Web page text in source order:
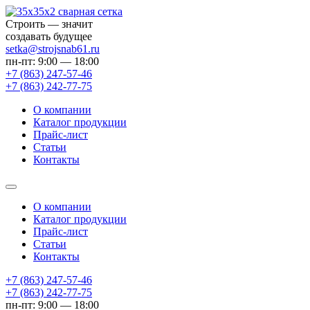
Строить — значит
создавать будущее
setka@strojsnab61.ru
пн-пт: 9:00 — 18:00
+7 (863) 247-57-46
+7 (863) 242-77-75
О компании
Каталог продукции
Прайс-лист
Статьи
Контакты
О компании
Каталог продукции
Прайс-лист
Статьи
Контакты
+7 (863) 247-57-46
+7 (863) 242-77-75
пн-пт: 9:00 — 18:00